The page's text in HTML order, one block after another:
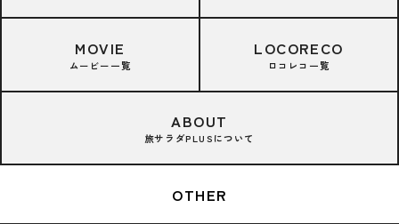
MOVIE
ムービー一覧
LOCORECO
ロコレコ一覧
ABOUT
旅サラダPLUSについて
OTHER